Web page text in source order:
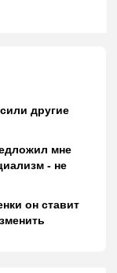
другие
мне
- не
он ставит